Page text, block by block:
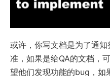
或许，你写文档是为了通
准，如果是给QA的文档，
望他们发现功能的bug，如